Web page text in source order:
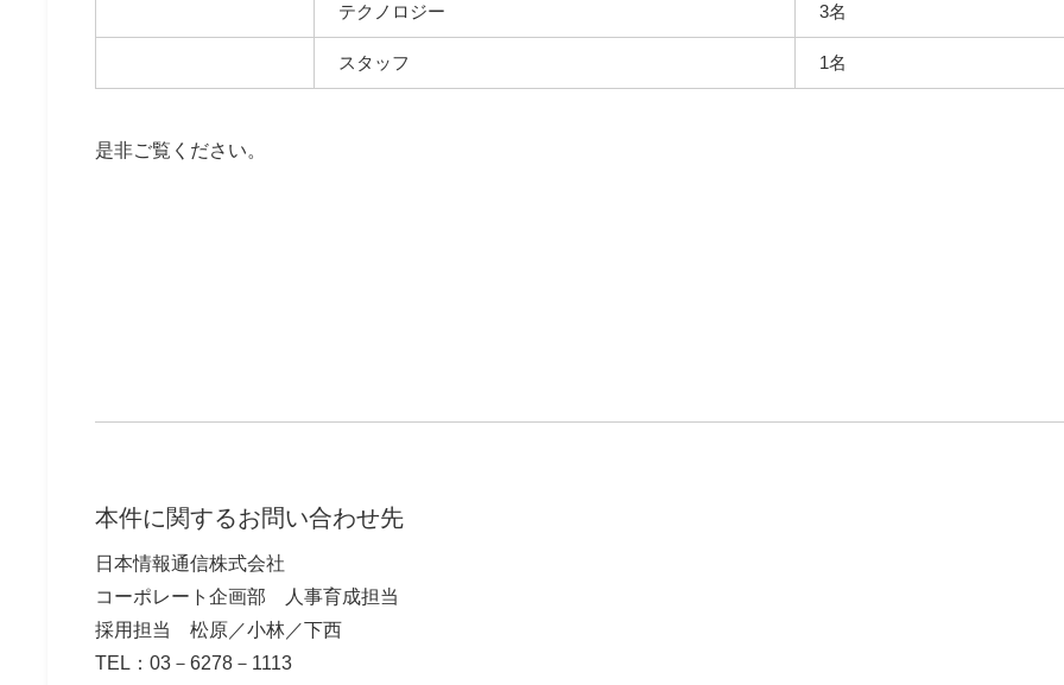
テクノロジー 3名
スタッフ 1名
是非ご覧ください。
本件に関するお問い合わせ先
日本情報通信株式会社
コーポレート企画部 人事育成担当
採用担当 松原／小林／下西
TEL：03－6278－1113